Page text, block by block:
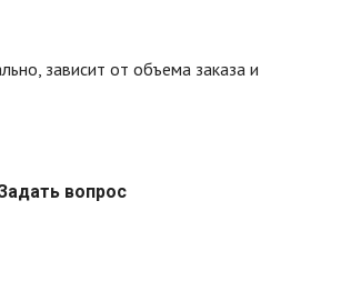
зависит от объема заказа и
вопрос